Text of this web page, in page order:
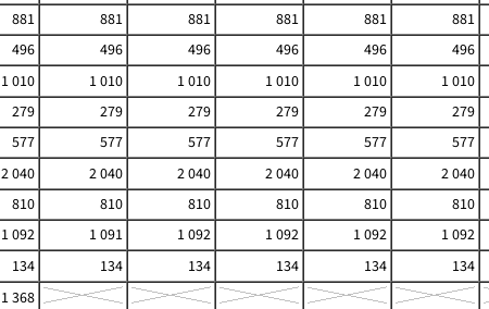
881 881 881 881 881
881
496 496 496 496 496
496
1 010 1 010 1 010 1 010 1 010
1 010
279 279 279 279 279
279
577 577 577 577 577
577
2 040 2 040 2 040 2 040 2 040
2 040
810 810 810 810 810
810
1 092 1 091 1 092 1 092 1 092
1 092
134 134 134 134 134
134
1 368